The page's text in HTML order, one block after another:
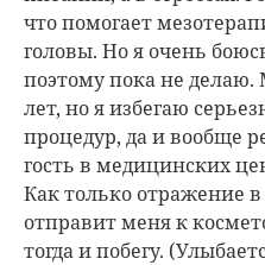
что помогает
головы. Но я очень
поэтому пока не делаю.
лет, но я избегаю
процедур, да и вообще
гость в медицинских
Как только отражение в
отправит меня к
тогда и побегу.